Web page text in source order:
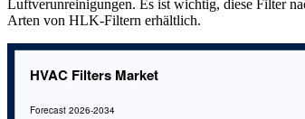
Luftverunreinigungen. Es ist wichtig, diese Filter
Arten von HLK-Filtern erhältlich.